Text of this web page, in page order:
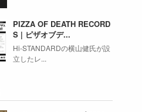
PIZZA OF DEATH RECORD
S | ピザオブデ...
Hi-STANDARDの横山健氏が設
立したレ...